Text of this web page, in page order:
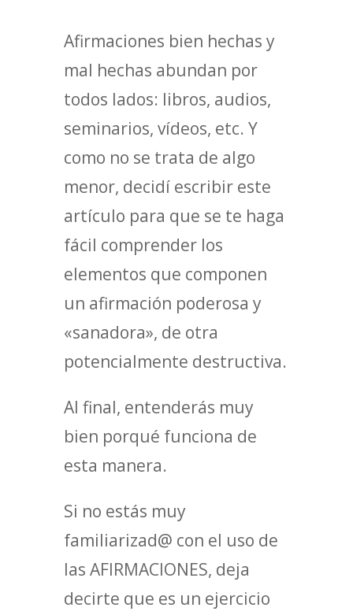
Afirmaciones bien hechas y
mal hechas abundan por
todos lados: libros, audios,
seminarios, vídeos, etc. Y
como no se trata de algo
menor, decidí escribir este
artículo para que se te haga
fácil comprender los
elementos que componen
un afirmación poderosa y
«sanadora», de otra
potencialmente destructiva.
Al final, entenderás muy
bien porqué funciona de
esta manera.
Si no estás muy
familiarizad@ con el uso de
las AFIRMACIONES, deja
decirte que es un ejercicio